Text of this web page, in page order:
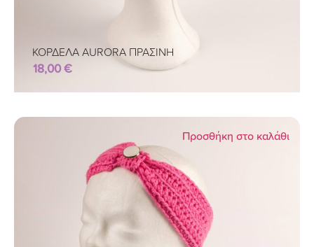
ΚΟΡΔΕΛΑ AURORA ΠΡΑΣΙΝΗ
18,00€
Προσθήκη στο καλάθι